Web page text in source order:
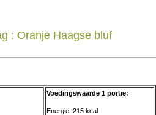
: Oran­je Haag­se bluf
Voedingswaarde 1 portie:
Energie: 215 kcal